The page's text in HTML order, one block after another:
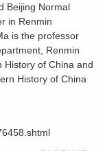
Beijing Normal
in Renmin
is the professor
Renmin
History of China and
History of China